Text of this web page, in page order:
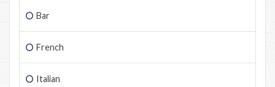
Bar
French
Italian